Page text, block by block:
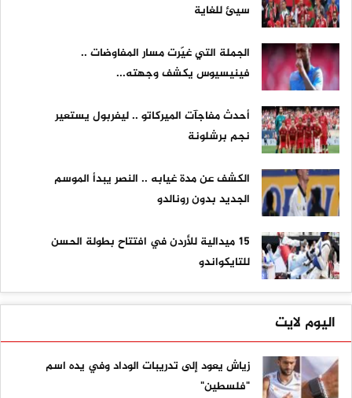
سيئ للغاية
الجملة التي غيّرت مسار المفاوضات ..
فينيسيوس يكشف وجهته...
أحدث مفاجآت الميركاتو .. ليفربول يستعير
نجم برشلونة
الكشف عن مدة غيابه .. النصر يبدأ الموسم
الجديد بدون رونالدو
15 ميدالية للأردن في افتتاح بطولة الحسن
للتايكواندو
اليوم لايت
زياش يعود إلى تدريبات الوداد وفي يده اسم
"فلسطين"